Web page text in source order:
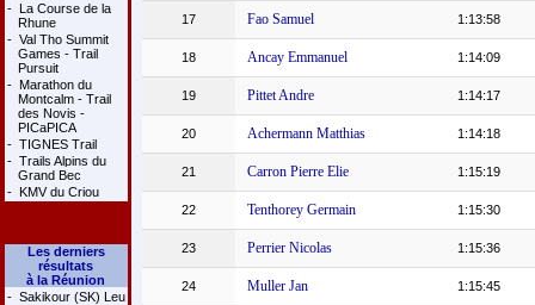
- La Course de la
Rhune
- Val Tho Summit
Games - Trail
Pursuit
- Marathon du
Montcalm - Trail
des Novis -
PICaPICA
- TIGNES Trail
- Trails Alpins du
Grand Bec
- KMV du Criou
Les derniers
résultats
à la Réunion
- Sakikour (SK) Leu
17 Fao Samuel 1:13:58
18 Ancay Emmanuel 1:14:09
19 Pittet Andre 1:14:17
20 Achermann Matthias 1:14:18
21 Carron Pierre Elie 1:15:19
22 Tenthorey Germain 1:15:30
23 Perrier Nicolas 1:15:36
24 Muller Jan 1:15:45